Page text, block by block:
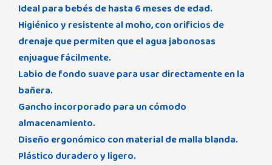
Ideal para bebés de hasta 6 meses de edad.
Higiénico y resistente al moho, con orificios de
drenaje que permiten que el agua jabonosas
enjuague fácilmente.
Labio de fondo suave para usar directamente en la
bañera.
Gancho incorporado para un cómodo
almacenamiento.
Diseño ergonómico con material de malla blanda.
Plástico duradero y ligero.